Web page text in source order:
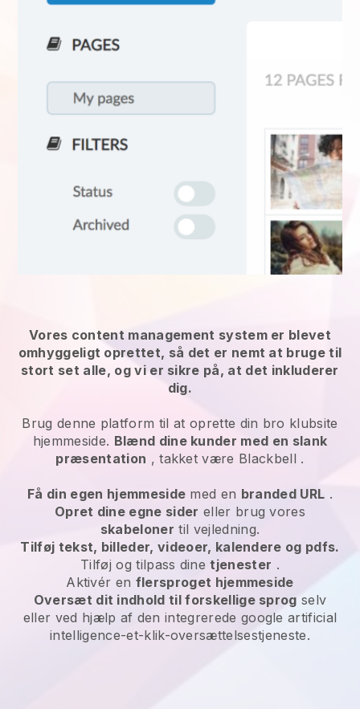
Vores content management system er blevet
omhyggeligt oprettet, så det er nemt at bruge til
stort set alle, og vi er sikre på, at det inkluderer
dig.
Brug denne platform til at oprette din bro klubsite
hjemmeside. Blænd dine kunder med en slank
præsentation , takket være Blackbell .
Få din egen hjemmeside med en branded URL .
Opret dine egne sider eller brug vores
skabeloner til vejledning.
Tilføj tekst, billeder, videoer, kalendere og pdfs.
Tilføj og tilpass dinetjenester .
Aktivér en flersproget hjemmeside
Oversæt dit indhold til forskellige sprog selv
eller ved hjælp af den integrerede google artificial
intelligence-et-klik-oversættelsestjeneste.